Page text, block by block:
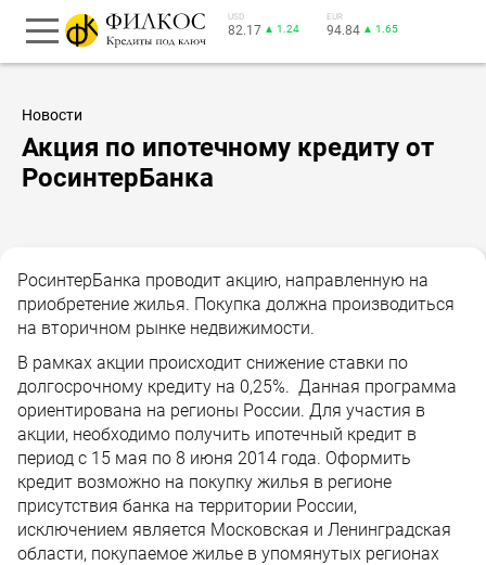
USD
82.17 ▲ 1.24
EUR
94.84 ▲ 1.65
Новости
Акция по ипотечному кредиту от
РосинтерБанка
РосинтерБанка проводит акцию, направленную на
приобретение жилья. Покупка должна производиться
на вторичном рынке недвижимости.
В рамках акции происходит снижение ставки по
долгосрочному кредиту на 0,25%. Данная программа
ориентирована на регионы России. Для участия в
акции, необходимо получить ипотечный кредит в
период с 15 мая по 8 июня 2014 года. Оформить
кредит возможно на покупку жилья в регионе
присутствия банка на территории России,
исключением является Московская и Ленинградская
области, покупаемое жилье в упомянутых регионах